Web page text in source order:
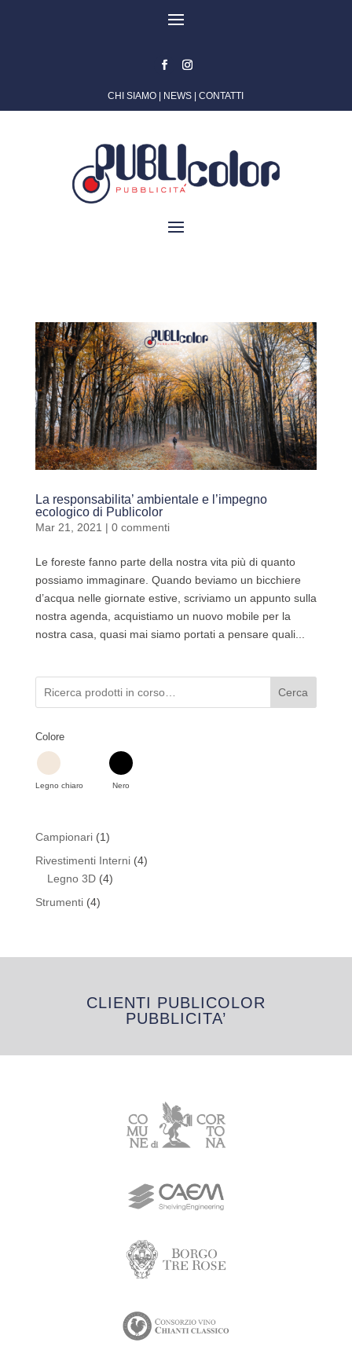
CHI SIAMO NEWS |CONTATTI
La responsabilita’ ambientale e l’impegno
ecologico di Publicolor
Mar 21, 2021 | 0 commenti
Le foreste fanno parte della nostra vita più di quanto
possiamo immaginare. Quando beviamo un bicchiere
d’acqua nelle giornate estive, scriviamo un appunto sulla
nostra agenda, acquistiamo un nuovo mobile per la
nostra casa, quasi mai siamo portati a pensare quali...
Cerca
Colore
Legno chiaro Nero
Campionari 11
prodotto
Rivestimenti Interni 44
Legno 3D 44
Strumenti 44
CLIENTI PUBLICOLOR
PUBBLICITA’